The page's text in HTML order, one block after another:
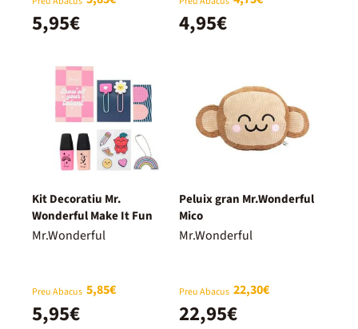
5,95€ 4,95€
Kit Decoratiu Mr.
Wonderful Make It Fun
Mr.Wonderful
Preu Abacus 5,85€
5,95€
Peluix gran Mr.Wonderful
Mico
Mr.Wonderful
Preu Abacus 22,30€
22,95€